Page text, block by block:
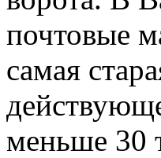
почтовые
самая
меньше 30